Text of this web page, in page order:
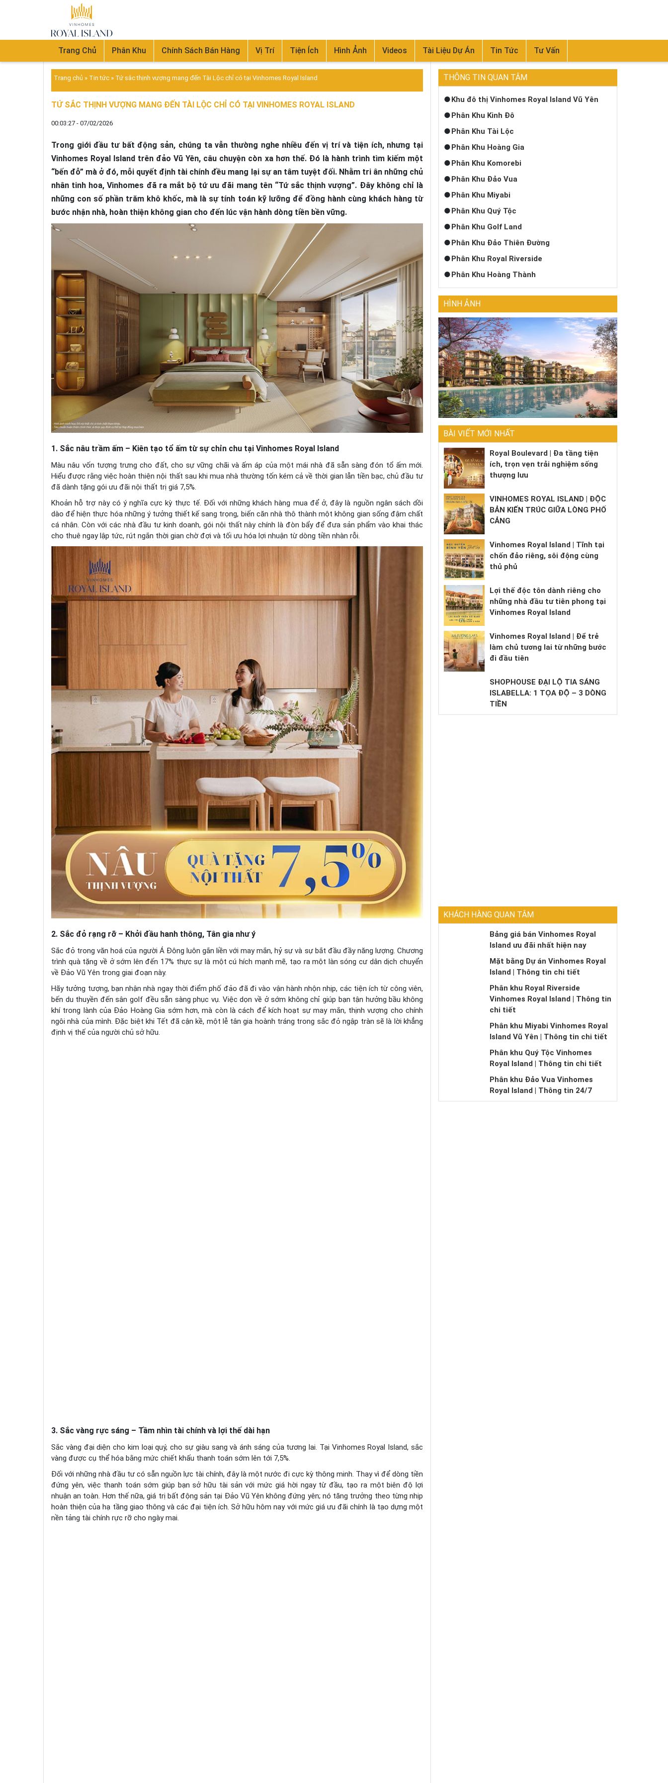
Trang Chủ Phân Khu Chính Sách Bán Hàng Vị Trí Tiện Ích Hình Ảnh Videos Tài Liệu Dự Án Tin Tức Tư Vấn
Trang chủ » Tin tức » Tứ sắc thịnh vượng mang đến Tài Lộc chỉ có tại Vinhomes Royal Island
TỨ SẮC THỊNH VƯỢNG MANG ĐẾN TÀI LỘC CHỈ CÓ TẠI VINHOMES ROYAL ISLAND
00:03:27 - 07/02/2026
Trong giới đầu tư bất động sản, chúng ta vẫn thường nghe nhiều đến vị trí và tiện ích, nhưng tại
Vinhomes Royal Island trên đảo Vũ Yên, câu chuyện còn xa hơn thế. Đó là hành trình tìm kiếm một
“bến đỗ” mà ở đó, mỗi quyết định tài chính đều mang lại sự an tâm tuyệt đối. Nhằm tri ân những chủ
nhân tinh hoa, Vinhomes đã ra mắt bộ tứ ưu đãi mang tên “Tứ sắc thịnh vượng”. Đây không chỉ là
những con số phần trăm khô khốc, mà là sự tính toán kỹ lưỡng để đồng hành cùng khách hàng từ
bước nhận nhà, hoàn thiện không gian cho đến lúc vận hành dòng tiền bền vững.
1. Sắc nâu trầm ấm – Kiên tạo tổ ấm từ sự chỉn chu tại Vinhomes Royal Island
Màu nâu vốn tượng trưng cho đất, cho sự vững chãi và ấm áp của một mái nhà đã sẵn sàng đón tổ ấm mới.
Hiểu được rằng việc hoàn thiện nội thất sau khi mua nhà thường tốn kém cả về thời gian lẫn tiền bạc, chủ đầu tư
đã dành tặng gói ưu đãi nội thất trị giá 7,5%.
Khoản hỗ trợ này có ý nghĩa cực kỳ thực tế. Đối với những khách hàng mua để ở, đây là nguồn ngân sách dồi
dào để hiện thực hóa những ý tưởng thiết kế sang trọng, biến căn nhà thô thành một không gian sống đậm chất
cá nhân. Còn với các nhà đầu tư kinh doanh, gói nội thất này chính là đòn bẩy để đưa sản phẩm vào khai thác
cho thuê ngay lập tức, rút ngắn thời gian chờ đợi và tối ưu hóa lợi nhuận từ dòng tiền nhàn rỗi.
2. Sắc đỏ rạng rỡ – Khởi đầu hanh thông, Tân gia như ý
Sắc đỏ trong văn hoá của người Á Đông luôn gắn liền với may mắn, hỷ sự và sự bắt đầu đầy năng lượng. Chương
trình quà tặng về ở sớm lên đến 17% thực sự là một cú hích mạnh mẽ, tạo ra một làn sóng cư dân dịch chuyển
về Đảo Vũ Yên trong giai đoạn này.
Hãy tưởng tượng, bạn nhận nhà ngay thời điểm phố đảo đã đi vào vận hành nhộn nhịp, các tiện ích từ công viên,
bến du thuyền đến sân golf đều sẵn sàng phục vụ. Việc dọn về ở sớm không chỉ giúp bạn tận hưởng bầu không
khí trong lành của Đảo Hoàng Gia sớm hơn, mà còn là cách để kích hoạt sự may mắn, thịnh vượng cho chính
ngôi nhà của mình. Đặc biệt khi Tết đã cận kề, một lễ tân gia hoành tráng trong sắc đỏ ngập tràn sẽ là lời khẳng
định vị thế của người chủ sở hữu.
3. Sắc vàng rực sáng – Tầm nhìn tài chính và lợi thế dài hạn
Sắc vàng đại diện cho kim loại quý, cho sự giàu sang và ánh sáng của tương lai. Tại Vinhomes Royal Island, sắc
vàng được cụ thể hóa bằng mức chiết khấu thanh toán sớm lên tới 7,5%.
Đối với những nhà đầu tư có sẵn nguồn lực tài chính, đây là một nước đi cực kỳ thông minh. Thay vì để dòng tiền
đứng yên, việc thanh toán sớm giúp bạn sở hữu tài sản với mức giá hời ngay từ đầu, tạo ra một biên độ lợi
nhuận an toàn. Hơn thế nữa, giá trị bất động sản tại Đảo Vũ Yên không đứng yên; nó tăng trưởng theo từng nhịp
hoàn thiện của hạ tầng giao thông và các đại tiện ích. Sở hữu hôm nay với mức giá ưu đãi chính là tạo dựng một
nền tảng tài chính rực rỡ cho ngày mai.
THÔNG TIN QUAN TÂM
Khu đô thị Vinhomes Royal Island Vũ Yên
Phân Khu Kinh Đô
Phân Khu Tài Lộc
Phân Khu Hoàng Gia
Phân Khu Komorebi
Phân Khu Đảo Vua
Phân Khu Miyabi
Phân Khu Quý Tộc
Phân Khu Golf Land
Phân Khu Đảo Thiên Đường
Phân Khu Royal Riverside
Phân Khu Hoàng Thành
HÌNH ẢNH
BÀI VIẾT MỚI NHẤT
Royal Boulevard | Đa tầng tiện
ích, trọn vẹn trải nghiệm sống
thượng lưu
VINHOMES ROYAL ISLAND | ĐỘC
BẢN KIẾN TRÚC GIỮA LÒNG PHỐ
CẢNG
Vinhomes Royal Island | Tĩnh tại
chốn đảo riêng, sôi động cùng
thủ phủ
Lợi thế độc tôn dành riêng cho
những nhà đầu tư tiên phong tại
Vinhomes Royal Island
Vinhomes Royal Island | Để trẻ
làm chủ tương lai từ những bước
đi đầu tiên
SHOPHOUSE ĐẠI LỘ TIA SÁNG
ISLABELLA: 1 TỌA ĐỘ – 3 DÒNG
TIỀN
KHÁCH HÀNG QUAN TÂM
Bảng giá bán Vinhomes Royal
Island ưu đãi nhất hiện nay
Mặt bằng Dự án Vinhomes Royal
Island | Thông tin chi tiết
Phân khu Royal Riverside
Vinhomes Royal Island | Thông tin
chi tiết
Phân khu Miyabi Vinhomes Royal
Island Vũ Yên | Thông tin chi tiết
Phân khu Quý Tộc Vinhomes
Royal Island | Thông tin chi tiết
Phân khu Đảo Vua Vinhomes
Royal Island | Thông tin 24/7